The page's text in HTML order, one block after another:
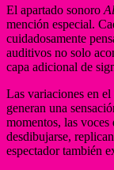
El apartado sonoro
mención especial.
cuidadosamente
auditivos no solo
capa adicional de
Las variaciones en
generan una
momentos, las voces
desdibujarse,
espectador también